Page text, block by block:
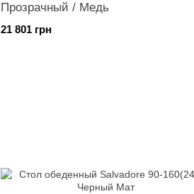
Прозрачный / Медь
21 801 грн